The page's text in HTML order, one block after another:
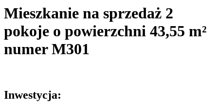
Mieszkanie na sprzedaż 2
pokoje o powierzchni 43,55 m²
numer M301
Inwestycja: